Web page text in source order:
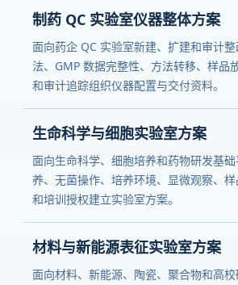
制药 QC 实验室仪器整体方案
面向药企 QC 实验室新建、扩建和审计
法、GMP 数据完整性、方法转移、样品
和审计追踪组织仪器配置与交付资料。
生命科学与细胞实验室方案
面向生命科学、细胞培养和药物研发基
养、无菌操作、培养环境、显微观察、
和培训授权建立实验室方案。
材料与新能源表征实验室方案
面向材料、新能源、陶瓷、聚合物和高